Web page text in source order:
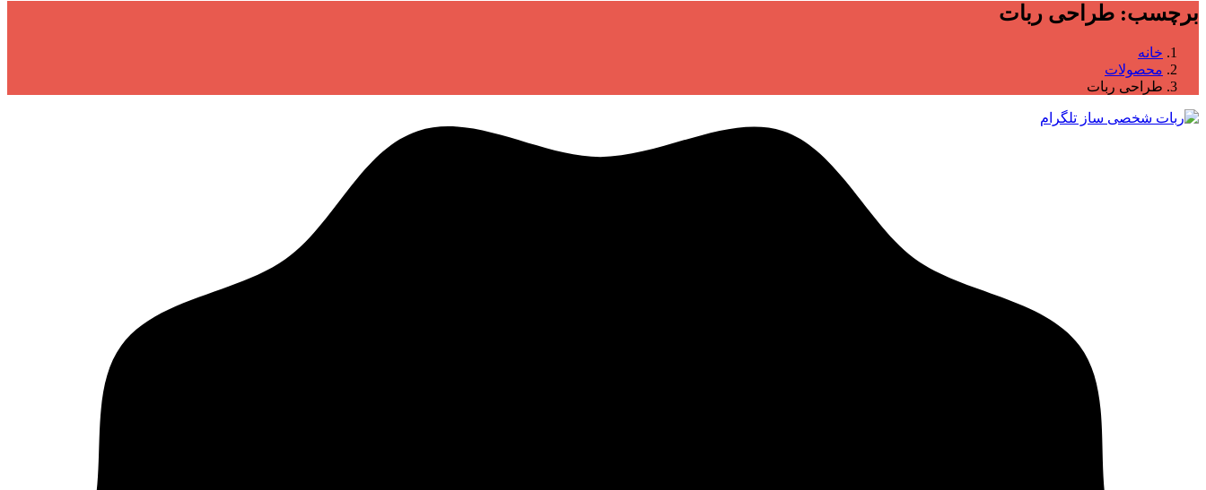
برچسب: طراحی ربات
خانه
محصولات
طراحی ربات